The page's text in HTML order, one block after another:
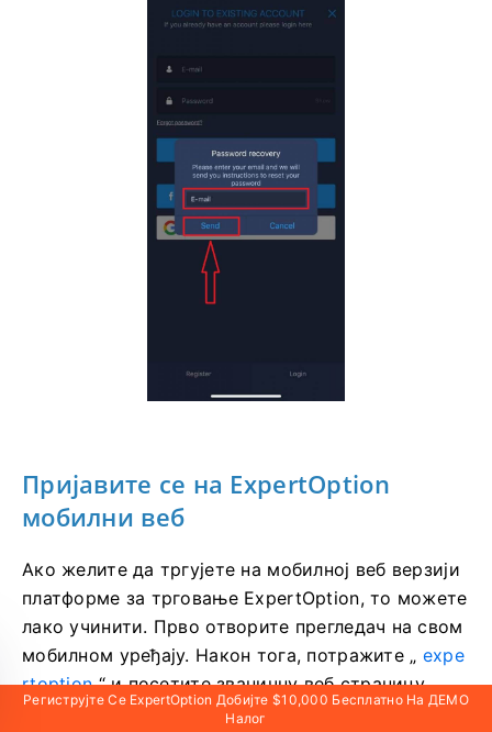
Пријавите се на ExpertOption
мобилни веб
Ако желите да тргујете на мобилној веб верзији
платформе за трговање ExpertOption, то можете
лако учинити. Прво отворите прегледач на свом
мобилном уређају. Након тога, потражите „ expe
rtoption“ и посетите званичну веб страницу
брокера.
Региструјте Се ExpertOption Добијте $10,000 Бесплатно На ДЕМО
Налог